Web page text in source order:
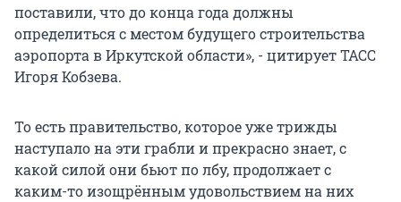
поставили, что до конца года должны
определиться с местом будущего строительства
аэропорта в Иркутской области», - цитирует ТАСС
Игоря Кобзева.
То есть правительство, которое уже трижды
наступало на эти грабли и прекрасно знает, с
какой силой они бьют по лбу, продолжает с
каким-то изощрённым удовольствием на них